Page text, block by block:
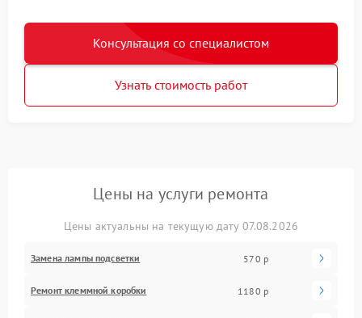
Консультация со специалистом
Узнать стоимость работ
Цены на услуги ремонта
Цены актуальны на текущую дату 07.08.2026
Замена лампы подсветки 570 р
Ремонт клеммной коробки 1180 р